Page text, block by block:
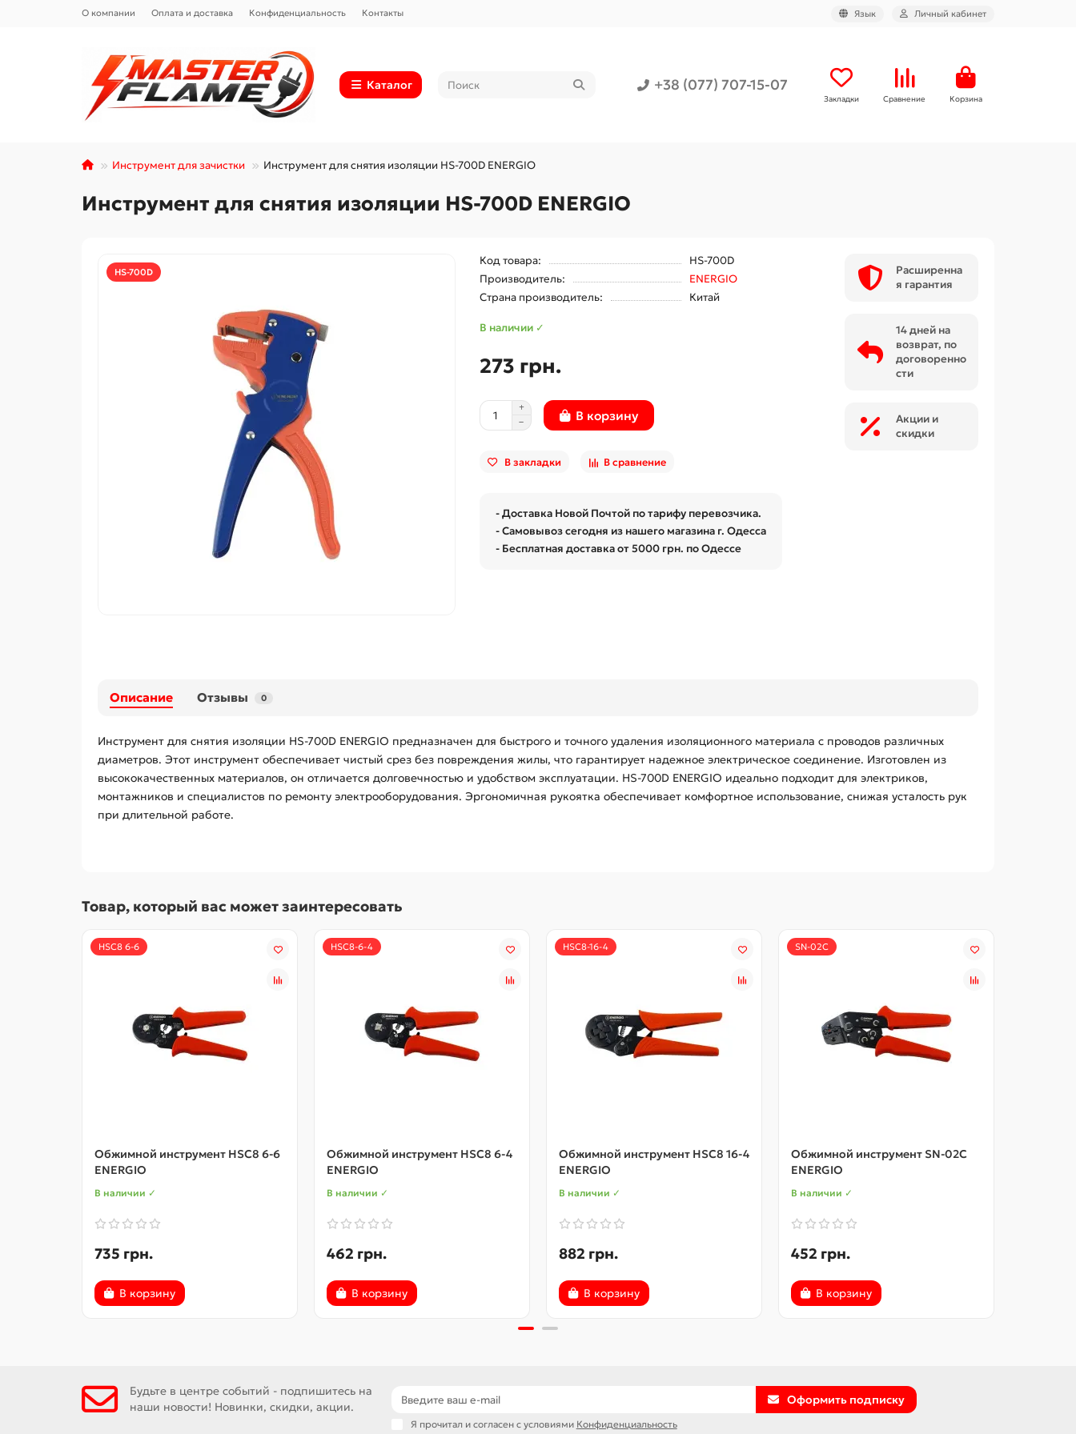
О компании Оплата и доставка Конфиденциальность Контакты Язык Личный кабинет
Каталог +38 (077) 707-15-07
Закладки Сравнение Корзина
Инструмент для зачистки Инструмент для снятия изоляции HS-700D ENERGIO
Инструмент для снятия изоляции HS-700D ENERGIO
HS-700D
Код товара:
HS-700D
Производитель:
ENERGIO
Страна производитель:
Китай
В наличии ✓
273 грн.
В корзину
В закладки В сравнение
- Доставка Новой Почтой по тарифу перевозчика.
- Самовывоз сегодня из нашего магазина г. Одесса
- Бесплатная доставка от 5000 грн. по Одессе
Расширенна
я гарантия
14 дней на
возврат, по
договоренно
сти
Акции и
скидки
Описание Отзывы 0
Инструмент для снятия изоляции HS-700D ENERGIO предназначен для быстрого и точного удаления изоляционного материала с проводов различных
диаметров. Этот инструмент обеспечивает чистый срез без повреждения жилы, что гарантирует надежное электрическое соединение. Изготовлен из
высококачественных материалов, он отличается долговечностью и удобством эксплуатации. HS-700D ENERGIO идеально подходит для электриков,
монтажников и специалистов по ремонту электрооборудования. Эргономичная рукоятка обеспечивает комфортное использование, снижая усталость рук
при длительной работе.
Товар, который вас может заинтересовать
HSC8 6-6
Обжимной инструмент HSC8 6-6
ENERGIO
В наличии ✓
735 грн.
В корзину
HSC8-6-4
Обжимной инструмент HSC8 6-4
ENERGIO
В наличии ✓
462 грн.
В корзину
HSC8-16-4
Обжимной инструмент HSC8 16-4
ENERGIO
В наличии ✓
882 грн.
В корзину
SN-02C
Обжимной инструмент SN-02C
ENERGIO
В наличии ✓
452 грн.
В корзину
Будьте в центре событий - подпишитесь на
наши новости! Новинки, скидки, акции.
Оформить подписку
Я прочитал и согласен с условиями Конфиденциальность